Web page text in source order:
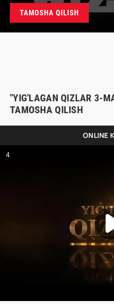
TAMOSHA QILISH
"YIG'LAGAN QIZLAR 3-
TAMOSHA QILISH
ONLINE